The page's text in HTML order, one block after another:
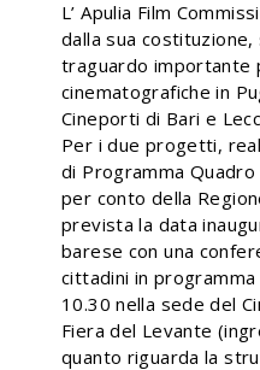
L’ Apulia Film
dalla sua
traguardo importante
cinematografiche in
Cineporti di Bari e
Per i due progetti,
di Programma
per conto della
prevista la data
barese con una
cittadini in
10.30 nella sede del
Fiera del Levante
quanto riguarda la